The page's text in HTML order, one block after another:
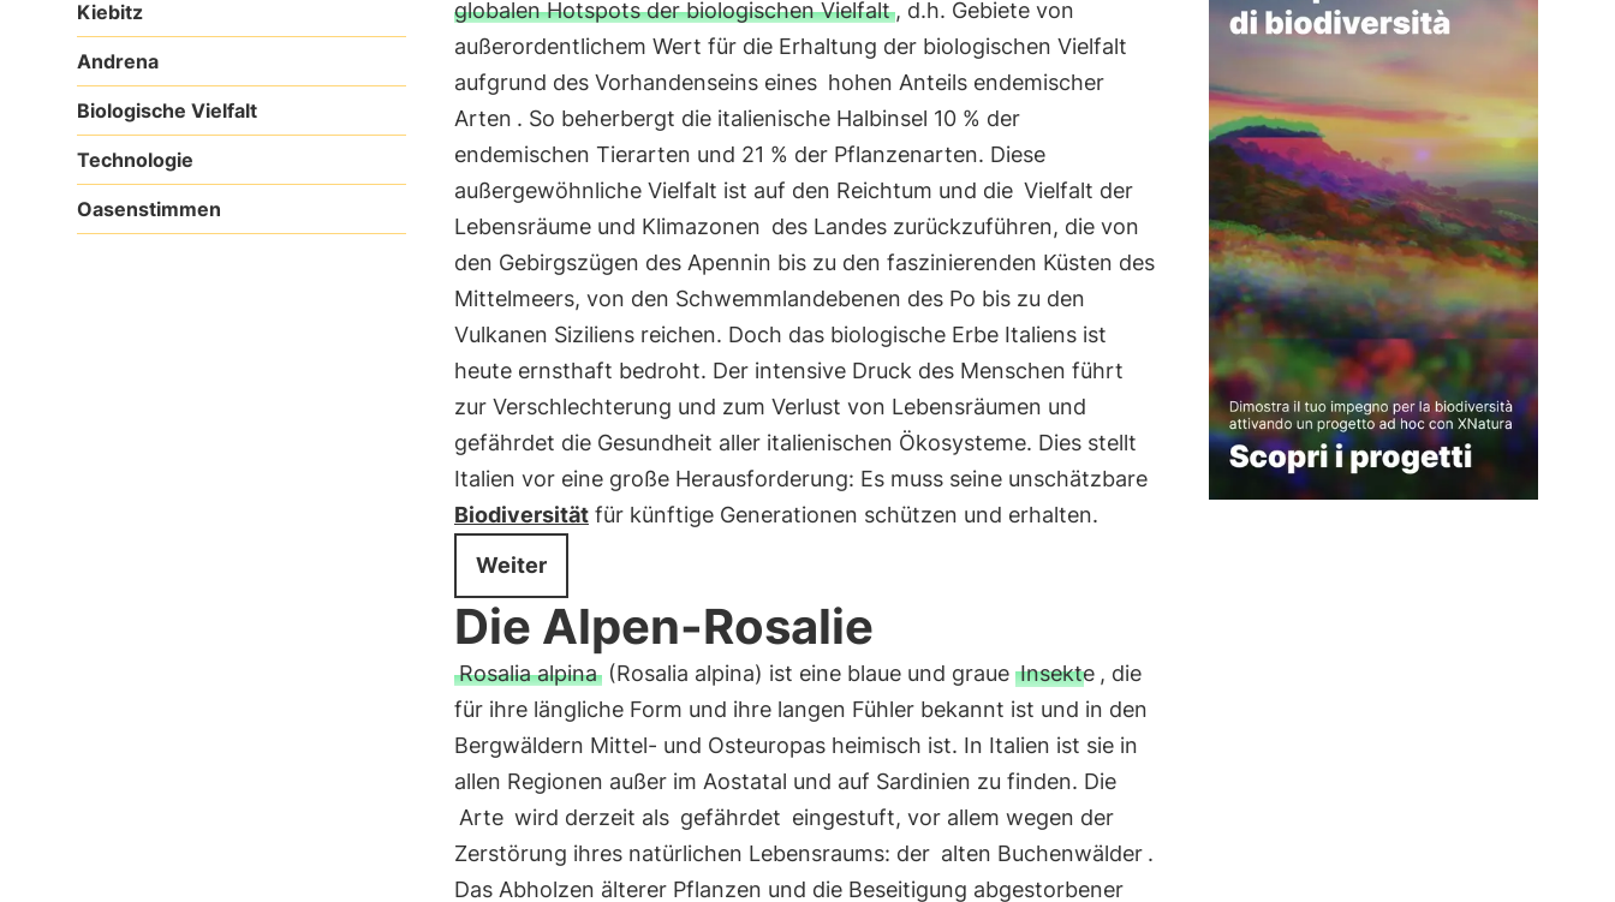
Kiebitz
Andrena
Biologische Vielfalt
Technologie
Oasenstimmen
globalen Hotspots der biologischen Vielfalt, d.h. Gebiete von
außerordentlichem Wert für die Erhaltung der biologischen Vielfalt
aufgrund des Vorhandenseins eines hohen Anteils endemischer
Arten . So beherbergt die italienische Halbinsel 10 % der
endemischen Tierarten und 21 % der Pflanzenarten. Diese
außergewöhnliche Vielfalt ist auf den Reichtum und die Vielfalt der
Lebensräume und Klimazonen des Landes zurückzuführen, die von
den Gebirgszügen des Apennin bis zu den faszinierenden Küsten des
Mittelmeers, von den Schwemmlandebenen des Po bis zu den
Vulkanen Siziliens reichen. Doch das biologische Erbe Italiens ist
heute ernsthaft bedroht. Der intensive Druck des Menschen führt
zur Verschlechterung und zum Verlust von Lebensräumen und
gefährdet die Gesundheit aller italienischen Ökosysteme. Dies stellt
Italien vor eine große Herausforderung: Es muss seine unschätzbare
Biodiversitätfür künftige Generationen schützen und erhalten.
Weiter
Die Alpen-Rosalie
Rosalia alpina(Rosalia alpina) ist eine blaue und graue Insekte , die
für ihre längliche Form und ihre langen Fühler bekannt ist und in den
Bergwäldern Mittel- und Osteuropas heimisch ist. In Italien ist sie in
allen Regionen außer im Aostatal und auf Sardinien zu finden. Die
Arte wird derzeit als gefährdet eingestuft, vor allem wegen der
Zerstörung ihres natürlichen Lebensraums: der alten Buchenwälder .
Das Abholzen älterer Pflanzen und die Beseitigung abgestorbener